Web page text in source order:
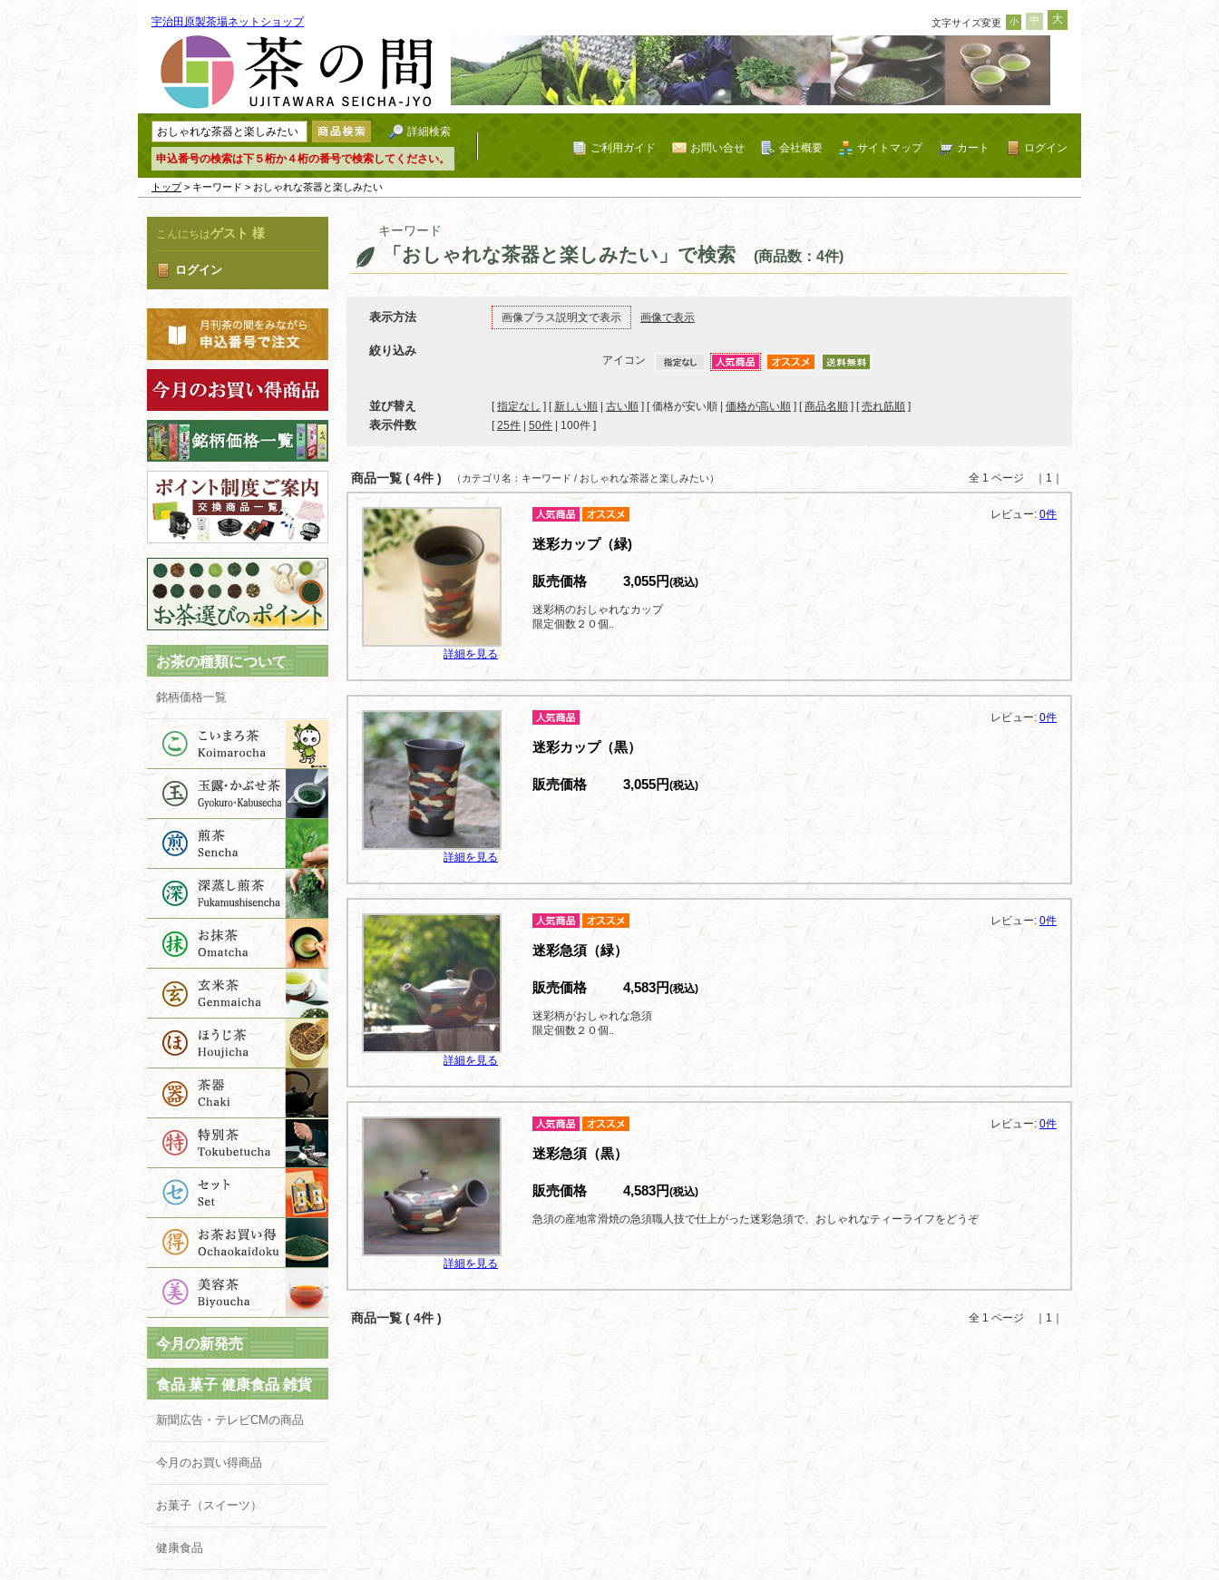
宇治田原製茶場ネットショップ 文字サイズ変更 小 中 大
詳細検索
申込番号の検索は下５桁か４桁の番号で検索してください。
ログイン
カート
サイトマップ
会社概要
お問い合せ
ご利用ガイド
トップ> キーワード > おしゃれな茶器と楽しみたい
こんにちはゲスト 様
ログイン
お茶の種類について
銘柄価格一覧
今月の新発売
食品 菓子 健康食品 雑貨
新聞広告・テレビCMの商品
今月のお買い得商品
お菓子（スイーツ）
健康食品
キーワード
「おしゃれな茶器と楽しみたい」で検索 (商品数：4件)
表示方法 画像プラス説明文で表示 画像で表示
絞り込み
アイコン
並び替え [指定なし ] [ 新しい順 古い順 ] [ 価格が安い順 | 価格が高い順 ] [商品名順 ] [売れ筋順 ]
表示件数 [ 25件 50件 100件 ]
商品一覧 ( 4件 ) 全 1 ページ ｜1｜
（カテゴリ名：キーワード / おしゃれな茶器と楽しみたい）
詳細を見る
レビュー: 0件
迷彩カップ（緑)
販売価格 3,055円(税込)
迷彩柄のおしゃれなカップ
限定個数２０個..
詳細を見る
レビュー: 0件
迷彩カップ（黒）
販売価格 3,055円(税込)
詳細を見る
レビュー: 0件
迷彩急須（緑）
販売価格 4,583円(税込)
迷彩柄がおしゃれな急須
限定個数２０個..
詳細を見る
レビュー: 0件
迷彩急須（黒）
販売価格 4,583円(税込)
急須の産地常滑焼の急須職人技で仕上がった迷彩急須で、おしゃれなティーライフをどうぞ
商品一覧 ( 4件 ) 全 1 ページ ｜1｜